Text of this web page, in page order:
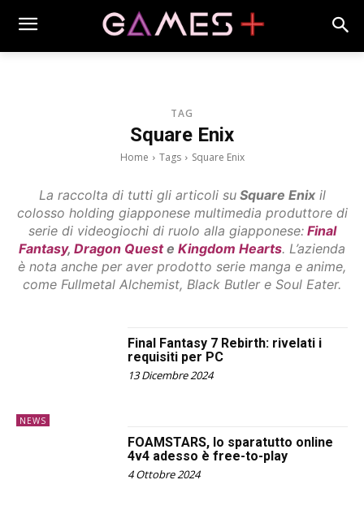
TAG
Square Enix
Home Tags Square Enix
La raccolta di tutti gli articoli suSquare Enixil
colosso holding giapponese multimedia produttore di
serie di videogiochi di ruolo alla giapponese:Final
Fantasy, Dragon Queste Kingdom Hearts. L’azienda
è nota anche per aver prodotto serie manga e anime,
come Fullmetal Alchemist, Black Butler e Soul Eater.
NEWS
Final Fantasy 7 Rebirth: rivelati i
requisiti per PC
13 Dicembre 2024
FOAMSTARS, lo sparatutto online
4v4 adesso è free-to-play
4 Ottobre 2024